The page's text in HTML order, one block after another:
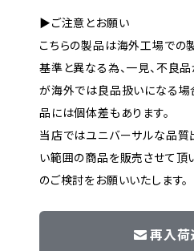
▶ご注意とお願い
こちらの製品は海外工場での
基準と異なる為、一見、不良
が海外では良品扱いになる場
品には個体差もあります。
当店ではユニバーサルな品
い範囲の商品を販売させて頂
のご検討をお願いいたします。
再入荷